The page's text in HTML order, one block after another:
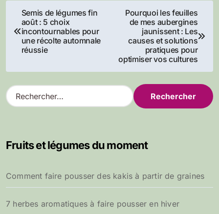
Navigation
de
l’article
Semis de légumes fin
août : 5 choix
incontournables pour
une récolte automnale
réussie
Pourquoi les feuilles
de mes aubergines
jaunissent : Les
causes et solutions
pratiques pour
optimiser vos cultures
R
e
r
e
r
:
Fruits et légumes du moment
Comment faire pousser des kakis à partir de graines
7 herbes aromatiques à faire pousser en hiver